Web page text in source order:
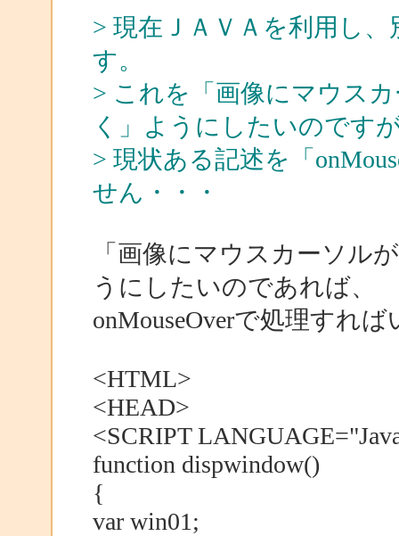
> 現在ＪＡＶＡを利用し
す。
> これを「画像にマウス
く」ようにしたいのです
> 現状ある記述を「
せん・・・
「画像にマウスカーソル
うにしたいのであれば、
onMouseOverで処理すれ
<HTML>
<HEAD>
<SCRIPT
function dispwindow()
{
var win01;